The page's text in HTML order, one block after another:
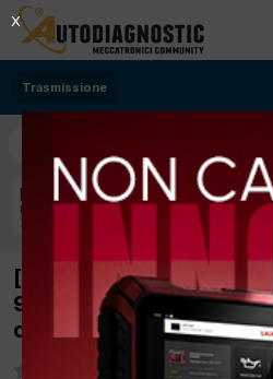
Trasmissione
[volskwagen passat 03/
90Kw Bifuel B/Metano]
cambio auto non
X